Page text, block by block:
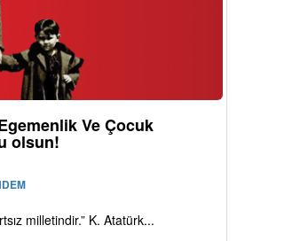
Ve Çocuk
olsun!
milletindir.” K. Atatürk...